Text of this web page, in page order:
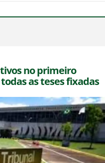
no primeiro
as teses fixadas